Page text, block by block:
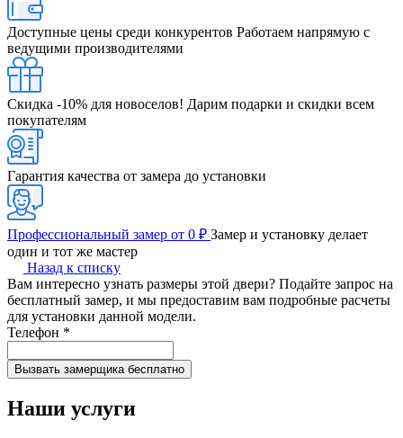
Доступные цены среди конкурентов Работаем напрямую с
ведущими производителями
Скидка -10% для новоселов! Дарим подарки и скидки всем
покупателям
Гарантия качества от замера до установки
Профессиональный замер от 0 ₽ Замер и установку делает
один и тот же мастер
Назад к списку
Вам интересно узнать размеры этой двери? Подайте запрос на
бесплатный замер, и мы предоставим вам подробные расчеты
для установки данной модели.
Телефон *
Наши услуги